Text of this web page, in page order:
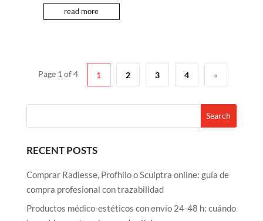
read more
Page 1 of 4 1 2 3 4 »
RECENT POSTS
Comprar Radiesse, Profhilo o Sculptra online: guía de
compra profesional con trazabilidad
Productos médico-estéticos con envío 24-48 h: cuándo